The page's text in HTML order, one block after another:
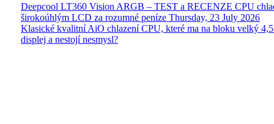
Deepcool LT360 Vision ARGB – TEST a RECENZE CPU
širokoúhlým LCD za rozumné peníze Thursday, 23 July 2026
Klasické kvalitní AiO chlazení CPU, které ma na bloku velký
displej a nestojí nesmysl?